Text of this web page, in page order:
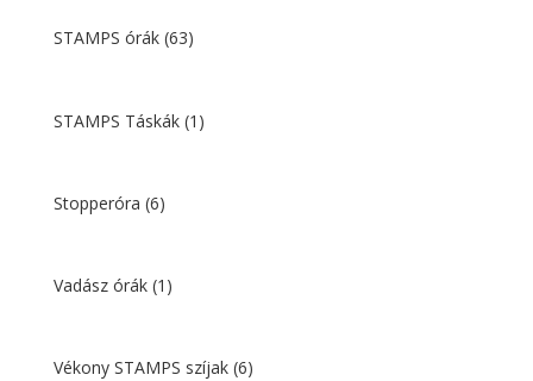
STAMPS órák (63)
STAMPS Táskák (1)
Stopperóra (6)
Vadász órák (1)
Vékony STAMPS szíjak (6)